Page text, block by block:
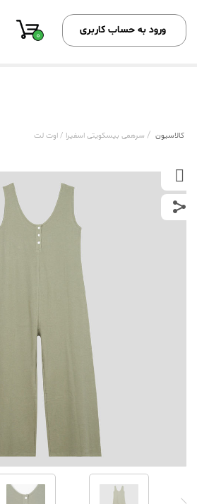
ورود به حساب کاربری 0
کالاسیون / سرهمی بیسکویتی اسفیرا / اوت لت